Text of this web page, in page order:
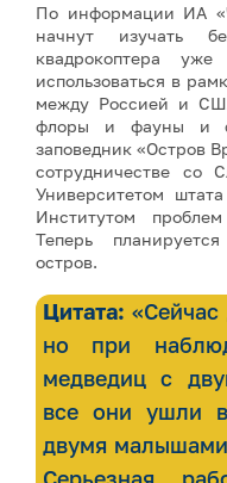
По информации ИА
начнут изучать
квадрокоптера
использоваться в
между Россией и
флоры и фауны и
заповедник «Остров
сотрудничестве со
Университетом
Институтом
Теперь
остров.
Цитата:
но при
медведиц с
все они ушли
двумя